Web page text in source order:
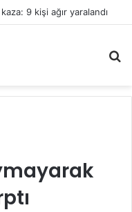
9 kişi ağır yaralandı
...